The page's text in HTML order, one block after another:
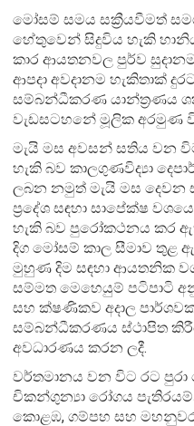
මෝසම් සමය සක්‍රීයවීමත්
හේතුවෙන් සිදුවිය හැකි
කාර ආයතනවල පුර්ව
ආපදා අවදානම හැකිතාක්
සම්බන්ධීකරණ යාන්ත්‍රණය
වැඩසටහ‍නේ මූලික අරමුණ
මැයි මස අවසන් සතිය වන
හැකි බව කාලගුණවිද්‍යා
ලබන නමුත් මැයි මස දෙවන
ප්‍රදේශ සඳහා සාපේක්ෂ
හැකි බව පුරෝකථනය කර
දිග මෝසම් කාල සීමාව තුළ
මුහුණ දිම සඳහා ආයතනික
සම්මත මෙහෙයුම් පටිපාටි
සහ ක්ෂණිකව අදාල
සම්බන්ධීකරණය ස්ථාපිත
අවධාරණය කරන ලදී.
වර්තමානය වන විට රට පුරා
චිකන්ගුන්‍යා රෝගය
කොළඹ, ගම්පහ සහ මහනුවර